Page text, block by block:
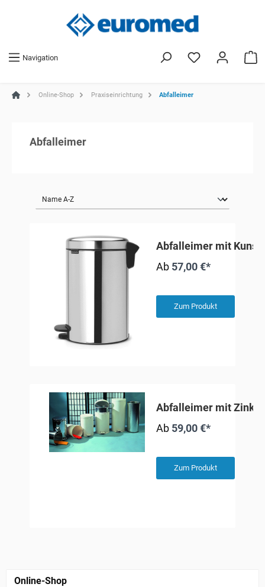
Navigation
Online-Shop Praxiseinrichtung Abfalleimer
Online-Shop
Abfalleimer
Abfalleimer mit
Ab 57,00 €*
Zum Produkt
Abfalleimer mit
Ab 59,00 €*
Zum Produkt